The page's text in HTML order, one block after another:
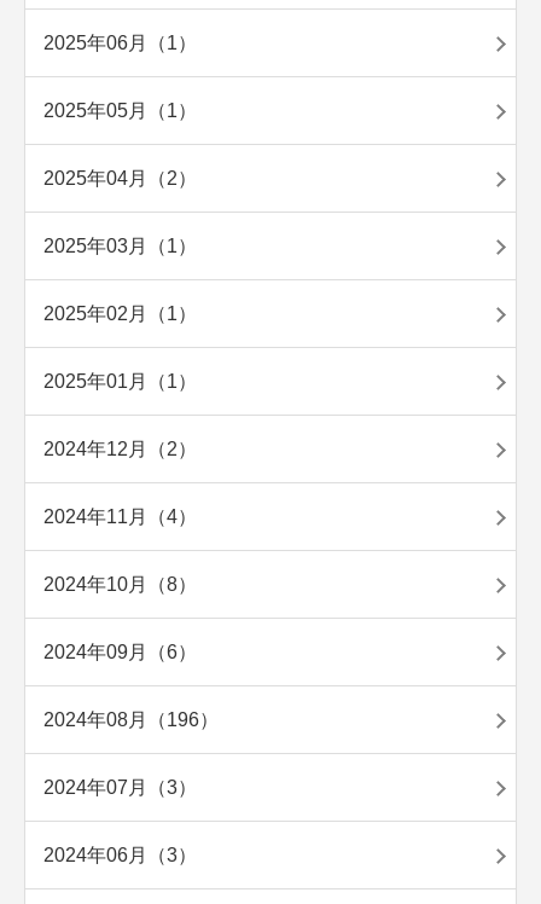
2025年06月（1）
2025年05月（1）
2025年04月（2）
2025年03月（1）
2025年02月（1）
2025年01月（1）
2024年12月（2）
2024年11月（4）
2024年10月（8）
2024年09月（6）
2024年08月（196）
2024年07月（3）
2024年06月（3）